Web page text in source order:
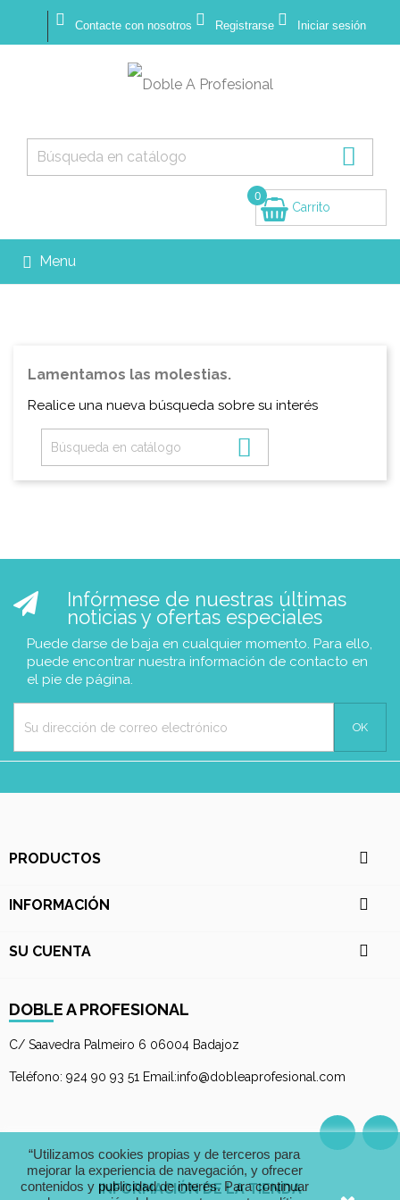
 Contacte con nosotros  Registrarse  Iniciar sesión

Carrito
0
 Menu
Lamentamos las molestias.
Realice una nueva búsqueda sobre su interés

Infórmese de nuestras últimas
noticias y ofertas especiales
Puede darse de baja en cualquier momento. Para ello,
puede encontrar nuestra información de contacto en
el pie de página.
PRODUCTOS 
INFORMACIÓN 
SU CUENTA 
DOBLE A PROFESIONAL
C/ Saavedra Palmeiro 6 06004 Badajoz
Teléfono: 924 90 93 51 Email:info@dobleaprofesional.com
INFORMACIÓN DE LA TIENDA
“Utilizamos cookies propias y de terceros para
mejorar la experiencia de navegación, y ofrecer
contenidos y publicidad de interés. Para continuar